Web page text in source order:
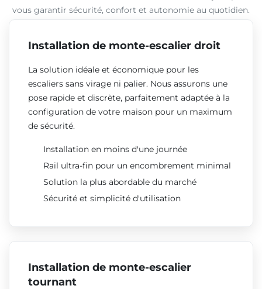
vous garantir sécurité, confort et autonomie au quotidien.
Installation de monte-escalier droit
La solution idéale et économique pour les
escaliers sans virage ni palier. Nous assurons une
pose rapide et discrète, parfaitement adaptée à la
configuration de votre maison pour un maximum
de sécurité.
Installation en moins d'une journée
Rail ultra-fin pour un encombrement minimal
Solution la plus abordable du marché
Sécurité et simplicité d'utilisation
Installation de monte-escalier
tournant